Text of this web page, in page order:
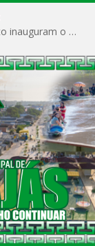
Prefeito Vivaldo Mendes e vice-prefeito Quito inauguram o CAPS e fortalecem a saúde pública em Anajás.